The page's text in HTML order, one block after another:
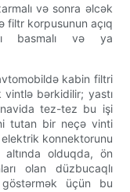
və sonra əlcək
filtr korpusunun açıq
basmalı və ya
kabin filtri
bərkidilir; yastı
tez-tez bu işi
tutan bir neçə vinti
elektrik konnektorunu
olduqda, ön
olan düzbucaqlı
üçün bu